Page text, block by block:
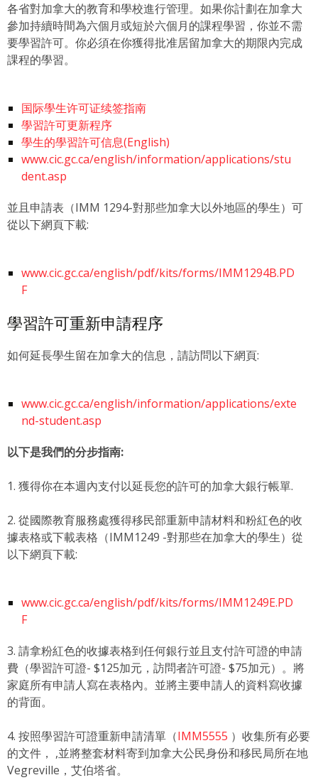
各省對加拿大的教育和學校進行管理。如果你計劃在加拿大
參加持續時間為六個月或短於六個月的課程學習，你並不需
要學習許可。你必須在你獲得批准居留加拿大的期限內完成
課程的學習。
国际學生许可证续签指南
學習許可更新程序
學生的學習許可信息(English)
www.cic.gc.ca/english/information/applications/stu
dent.asp
並且申請表（IMM 1294-對那些加拿大以外地區的學生）可
從以下網頁下載:
www.cic.gc.ca/english/pdf/kits/forms/IMM1294B.PD
F
學習許可重新申請程序
如何延長學生留在加拿大的信息，請訪問以下網頁:
www.cic.gc.ca/english/information/applications/exte
nd-student.asp
以下是我們的分步指南:
1. 獲得你在本週內支付以延長您的許可的加拿大銀行帳單.
2. 從國際教育服務處獲得移民部重新申請材料和粉紅色的收
據表格或下載表格（IMM1249 -對那些在加拿大的學生）從
以下網頁下載:
www.cic.gc.ca/english/pdf/kits/forms/IMM1249E.PD
F
3. 請拿粉紅色的收據表格到任何銀行並且支付許可證的申請
費（學習許可證- $125加元，訪問者許可證- $75加元）。將
家庭所有申請人寫在表格內。並將主要申請人的資料寫收據
的背面。
4. 按照學習許可證重新申請清單（IMM5555 ）收集所有必要
的文件， ,並將整套材料寄到加拿大公民身份和移民局所在地
Vegreville，艾伯塔省。